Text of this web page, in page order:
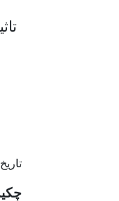
تاریخ